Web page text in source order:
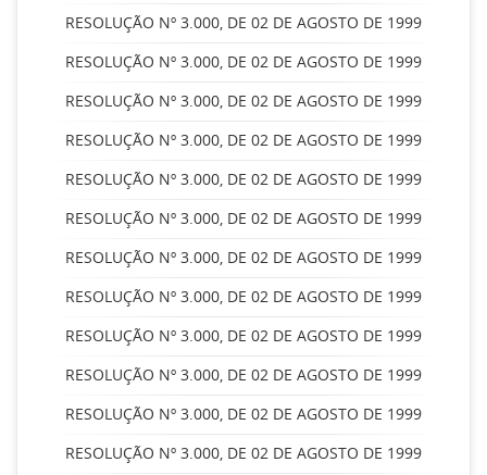
RESOLUÇÃO Nº 3.000, DE 02 DE AGOSTO DE 1999
RESOLUÇÃO Nº 3.000, DE 02 DE AGOSTO DE 1999
RESOLUÇÃO Nº 3.000, DE 02 DE AGOSTO DE 1999
RESOLUÇÃO Nº 3.000, DE 02 DE AGOSTO DE 1999
RESOLUÇÃO Nº 3.000, DE 02 DE AGOSTO DE 1999
RESOLUÇÃO Nº 3.000, DE 02 DE AGOSTO DE 1999
RESOLUÇÃO Nº 3.000, DE 02 DE AGOSTO DE 1999
RESOLUÇÃO Nº 3.000, DE 02 DE AGOSTO DE 1999
RESOLUÇÃO Nº 3.000, DE 02 DE AGOSTO DE 1999
RESOLUÇÃO Nº 3.000, DE 02 DE AGOSTO DE 1999
RESOLUÇÃO Nº 3.000, DE 02 DE AGOSTO DE 1999
RESOLUÇÃO Nº 3.000, DE 02 DE AGOSTO DE 1999